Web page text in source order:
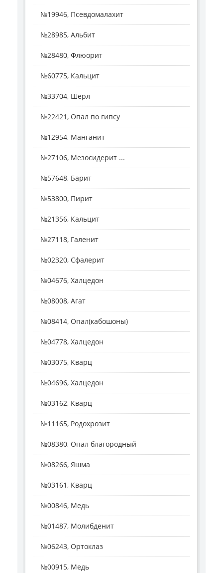
№19946, Псевдомалахит
№28985, Альбит
№28480, Флюорит
№60775, Кальцит
№33704, Шерл
№22421, Опал по гипсу
№12954, Манганит
№27106, Мезосидерит ...
№57648, Барит
№53800, Пирит
№21356, Кальцит
№27118, Галенит
№02320, Сфалерит
№04676, Халцедон
№08008, Агат
№08414, Опал(кабошоны)
№04778, Халцедон
№03075, Кварц
№04696, Халцедон
№03162, Кварц
№11165, Родохрозит
№08380, Опал благородный
№08266, Яшма
№03161, Кварц
№00846, Медь
№01487, Молибденит
№06243, Ортоклаз
№00915, Медь